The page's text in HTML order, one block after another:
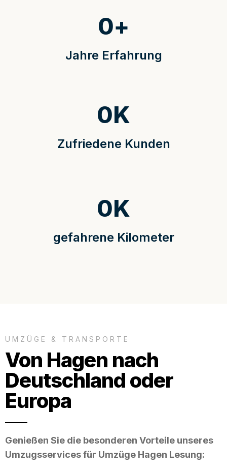
Jahre Erfahrung
0+
Zufriedene Kunden
0K
gefahrene Kilometer
0K
UMZÜGE & TRANSPORTE
Von Hagen nach
Deutschland oder
Europa
Genießen Sie die besonderen Vorteile unseres
Umzugsservices für Umzüge Hagen Lesung: